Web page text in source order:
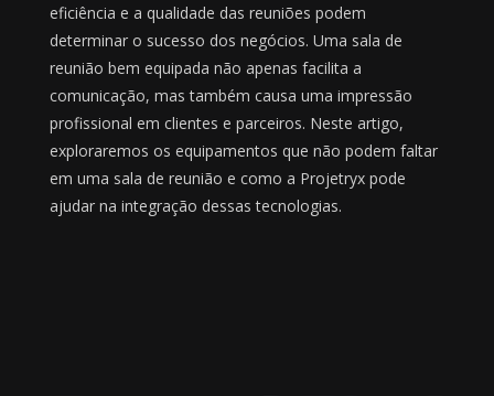
eficiência e a qualidade das reuniões podem
determinar o sucesso dos negócios. Uma sala de
reunião bem equipada não apenas facilita a
comunicação, mas também causa uma impressão
profissional em clientes e parceiros. Neste artigo,
exploraremos os equipamentos que não podem faltar
em uma sala de reunião e como a Projetryx pode
ajudar na integração dessas tecnologias.